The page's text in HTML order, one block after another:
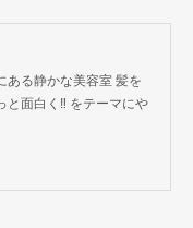
ある静かな美容室 髪を
と面白く‼︎ をテーマにや